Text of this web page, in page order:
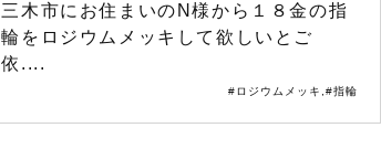
三木市にお住まいのN様から１８金の指
輪をロジウムメッキして欲しいとご
依....
#ロジウムメッキ ,#指輪